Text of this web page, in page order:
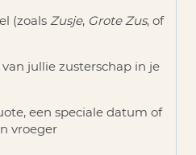
(zoals Zusje, Grote Zus, of
jullie zusterschap in je
een speciale datum of
vroeger